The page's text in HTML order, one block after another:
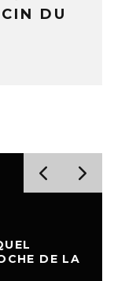
DU
DE LA